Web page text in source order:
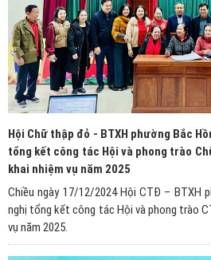
Hội Chữ thập đỏ - BTXH phường Bắc
tổng kết công tác Hội và phong trào
khai nhiệm vụ năm 2025
Chiều ngày 17/12/2024 Hội CTĐ – BTXH
nghị tổng kết công tác Hội và phong trào
vụ năm 2025.